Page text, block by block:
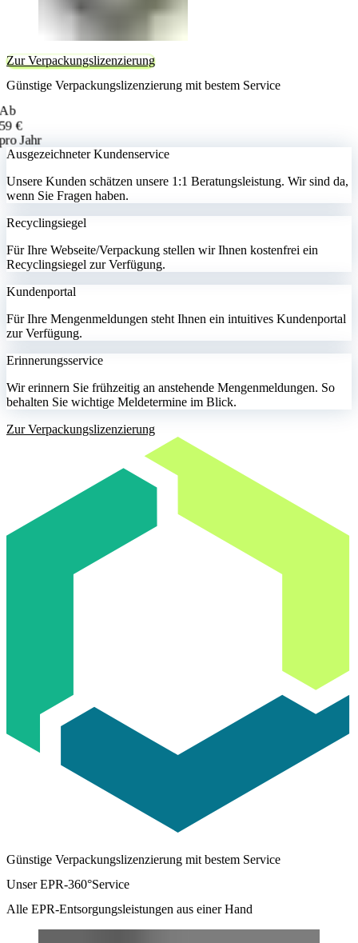
Zur Verpackungslizenzierung
Günstige Verpackungslizenzierung mit bestem Service
Ab
59 €
pro Jahr
Ausgezeichneter Kundenservice
Unsere Kunden schätzen unsere 1:1 Beratungsleistung. Wir sind da,
wenn Sie Fragen haben.
Recyclingsiegel
Für Ihre Webseite/Verpackung stellen wir Ihnen kostenfrei ein
Recyclingsiegel zur Verfügung.
Kundenportal
Für Ihre Mengenmeldungen steht Ihnen ein intuitives Kundenportal
zur Verfügung.
Erinnerungsservice
Wir erinnern Sie frühzeitig an anstehende Mengenmeldungen. So
behalten Sie wichtige Meldetermine im Blick.
Zur Verpackungslizenzierung
Günstige Verpackungslizenzierung mit bestem Service
Unser EPR-360°Service
Alle EPR-Entsorgungsleistungen aus einer Hand